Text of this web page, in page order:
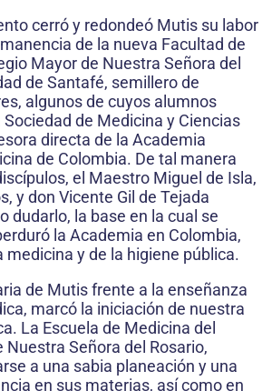
cerró y redondeó Mutis su labor
de la nueva Facultad de
Mayor de Nuestra Señora del
de Santafé, semillero de
algunos de cuyos alumnos
de Medicina y Ciencias
directa de la Academia
de Colombia. De tal manera
el Maestro Miguel de Isla,
y don Vicente Gil de Tejada
dudarlo, la base en la cual se
la Academia en Colombia,
medicina y de la higiene pública.
de Mutis frente a la enseñanza
marcó la iniciación de nuestra
La Escuela de Medicina del
Nuestra Señora del Rosario,
a una sabia planeación y una
en sus materias, así como en